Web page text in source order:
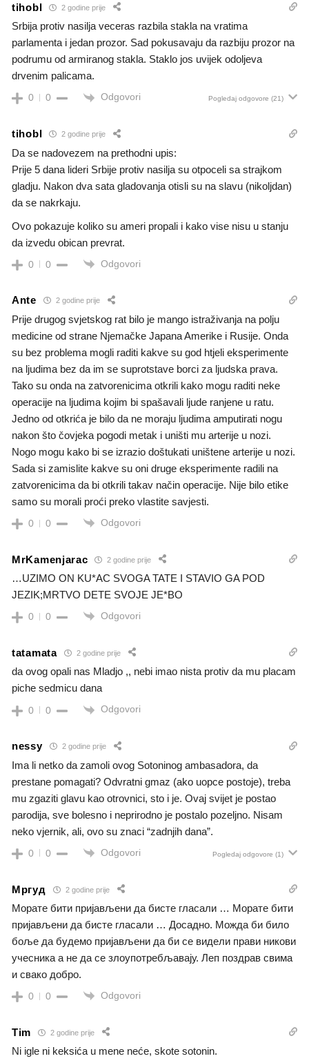
tihobl 2 godine prije
Srbija protiv nasilja veceras razbila stakla na vratima
parlamenta i jedan prozor. Sad pokusavaju da razbiju prozor na
podrumu od armiranog stakla. Staklo jos uvijek odoljeva
drvenim palicama.
0 0 Odgovori Pogledaj odgovore (21)
tihobl 2 godine prije
Da se nadovezem na prethodni upis:
Prije 5 dana lideri Srbije protiv nasilja su otpoceli sa strajkom
gladju. Nakon dva sata gladovanja otisli su na slavu (nikoljdan)
da se nakrkaju.
Ovo pokazuje koliko su ameri propali i kako vise nisu u stanju
da izvedu obican prevrat.
0 0 Odgovori
Ante 2 godine prije
Prije drugog svjetskog rat bilo je mango istraživanja na polju
medicine od strane Njemačke Japana Amerike i Rusije. Onda
su bez problema mogli raditi kakve su god htjeli eksperimente
na ljudima bez da im se suprotstave borci za ljudska prava.
Tako su onda na zatvorenicima otkrili kako mogu raditi neke
operacije na ljudima kojim bi spašavali ljude ranjene u ratu.
Jedno od otkrića je bilo da ne moraju ljudima amputirati nogu
nakon što čovjeka pogodi metak i uništi mu arterije u nozi.
Nogo mogu kako bi se izrazio doštukati uništene arterije u nozi.
Sada si zamislite kakve su oni druge eksperimente radili na
zatvorenicima da bi otkrili takav način operacije. Nije bilo etike
samo su morali proći preko vlastite savjesti.
0 0 Odgovori
MrKamenjarac 2 godine prije
…UZIMO ON KU*AC SVOGA TATE I STAVIO GA POD
JEZIK;MRTVO DETE SVOJE JE*BO
0 0 Odgovori
tatamata 2 godine prije
da ovog opali nas Mladjo ,, nebi imao nista protiv da mu placam
piche sedmicu dana
0 0 Odgovori
nessy 2 godine prije
Ima li netko da zamoli ovog Sotoninog ambasadora, da
prestane pomagati? Odvratni gmaz (ako uopce postoje), treba
mu zgaziti glavu kao otrovnici, sto i je. Ovaj svijet je postao
parodija, sve bolesno i neprirodno je postalo pozeljno. Nisam
neko vjernik, ali, ovo su znaci “zadnjih dana”.
0 0 Odgovori Pogledaj odgovore (1)
Мргуд 2 godine prije
Морате бити пријављени да бисте гласали … Морате бити
пријављени да бисте гласали … Досадно. Можда би било
боље да будемо пријављени да би се видели прави никови
учесника а не да се злоупотребљавају. Леп поздрав свима
и свако добро.
0 0 Odgovori
Tim 2 godine prije
Ni igle ni keksića u mene neće, skote sotonin.